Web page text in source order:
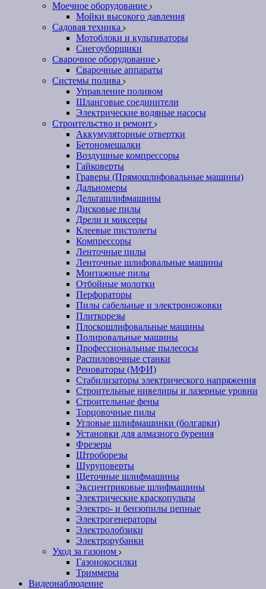
Моечное оборудование
Мойки высокого давления
Садовая техника
Мотоблоки и культиваторы
Снегоуборщики
Сварочное оборудование
Сварочные аппараты
Системы полива
Управление поливом
Шланговые соединители
Электрические водяные насосы
Строительство и ремонт
Аккумуляторные отвертки
Бетономешалки
Воздушные компрессоры
Гайковерты
Граверы (Прямошлифовальные машины)
Дальномеры
Дельташлифмашины
Дисковые пилы
Дрели и миксеры
Клеевые пистолеты
Компрессоры
Ленточные пилы
Ленточные шлифовальные машины
Монтажные пилы
Отбойные молотки
Перфораторы
Пилы сабельные и электроножовки
Плиткорезы
Плоскошлифовальные машины
Полировальные машины
Профессиональные пылесосы
Распиловочные станки
Реноваторы (МФИ)
Стабилизаторы электрического напряжения
Строительные нивелиры и лазерные уровни
Строительные фены
Торцовочные пилы
Угловые шлифмашинки (болгарки)
Установки для алмазного бурения
Фрезеры
Штроборезы
Шуруповерты
Щеточные шлифмашины
Эксцентриковые шлифмашины
Электрические краскопульты
Электро- и бензопилы цепные
Электрогенераторы
Электролобзики
Электрорубанки
Уход за газоном
Газонокосилки
Триммеры
Видеонаблюдение